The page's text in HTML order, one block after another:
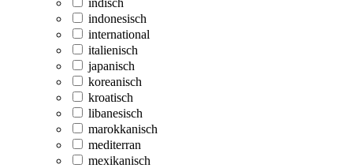
indonesisch
international
italienisch
japanisch
koreanisch
kroatisch
libanesisch
marokkanisch
mediterran
mexikanisch